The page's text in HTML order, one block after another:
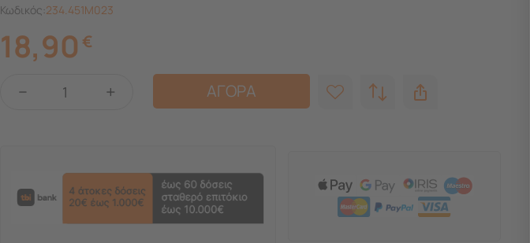
Κωδικός:234.451M023
18,90 €
+
− ΑΓΟΡΑ